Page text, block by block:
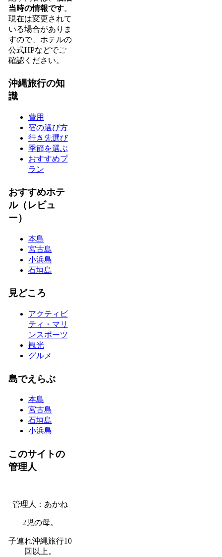
当時の情報です。
現在は変更されて
いる場合がありま
すので、ホテルの
公式HPなどでご
確認ください。
沖縄旅行の知
識
費用
宿の選び方
行き先選び
季節を選ぶ
おすすめプ
ラン
おすすめホテ
ル（レビュ
ー）
本島
宮古島
小浜島
石垣島
見どころ
アクティビ
ティ・マリ
ンスポーツ
観光
グルメ
島でえらぶ
本島
宮古島
石垣島
小浜島
このサイトの
管理人
管理人：あかね
2児の母。
子連れ沖縄旅行10
回以上。